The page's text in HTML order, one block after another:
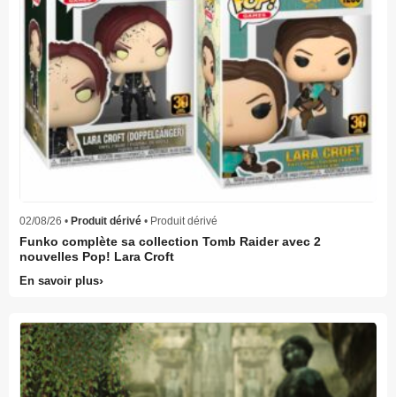
02/08/26 • Produit dérivé • Produit dérivé
Funko complète sa collection Tomb Raider avec 2
nouvelles Pop! Lara Croft
En savoir plus